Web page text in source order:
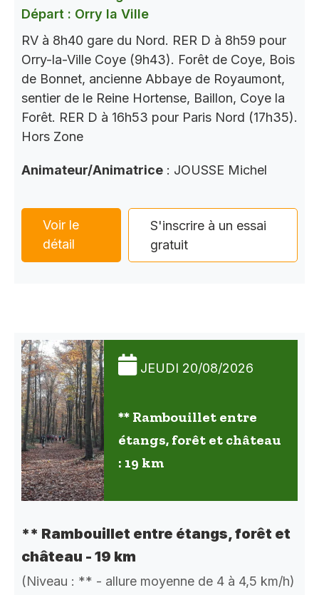
Départ : Orry la Ville
RV à 8h40 gare du Nord. RER D à 8h59 pour
Orry-la-Ville Coye (9h43). Forêt de Coye, Bois
de Bonnet, ancienne Abbaye de Royaumont,
sentier de le Reine Hortense, Baillon, Coye la
Forêt. RER D à 16h53 pour Paris Nord (17h35).
Hors Zone
Animateur/Animatrice : JOUSSE Michel
Voir le
détail
S'inscrire à un essai
gratuit
JEUDI 20/08/2026
** Rambouillet entre
étangs, forêt et château
: 19 km
** Rambouillet entre étangs, forêt et
château - 19 km
(Niveau : ** - allure moyenne de 4 à 4,5 km/h)